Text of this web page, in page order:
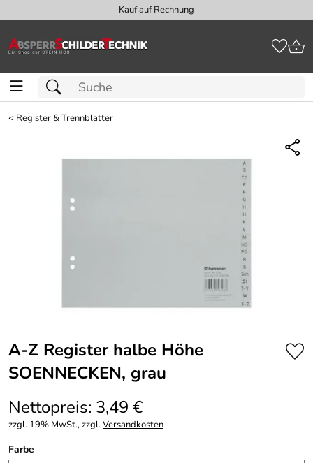
Kauf auf Rechnung
< Register & Trennblätter
A-Z Register halbe Höhe
SOENNECKEN, grau
Nettopreis: 3,49 €
zzgl. 19% MwSt., zzgl.Versandkosten
Farbe